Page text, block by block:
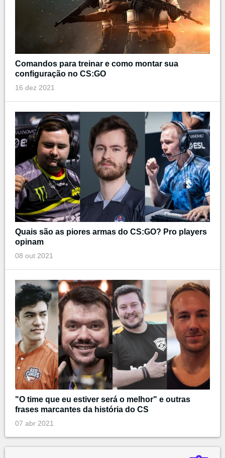
Comandos para treinar e como montar sua
configuração no CS:GO
16 dez 2021
Quais são as piores armas do CS:GO? Pro players
opinam
08 out 2021
"O time que eu estiver será o melhor" e outras
frases marcantes da história do CS
07 abr 2021